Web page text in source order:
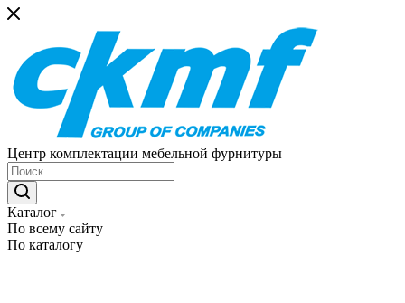
Центр комплектации мебельной фурнитуры
Каталог
По всему сайту
По каталогу